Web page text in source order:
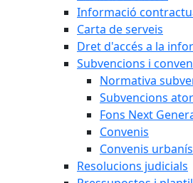
Informació
Carta de serveis
Dret d'accés a la
Subvencions i
Normativa
Subvencions
Fons Next
Convenis
Convenis
Resolucions judicials